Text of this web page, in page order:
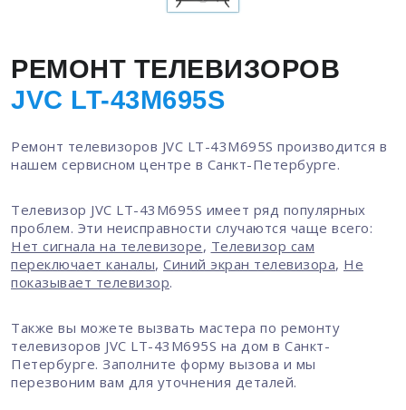
РЕМОНТ ТЕЛЕВИЗОРОВ
JVC LT-43M695S
Ремонт телевизоров JVC LT-43M695S производится в
нашем сервисном центре в Санкт-Петербурге.
Телевизор JVC LT-43M695S имеет ряд популярных
проблем. Эти неисправности случаются чаще всего:
Нет сигнала на телевизоре, Телевизор сам
переключает каналы, Синий экран телевизора, Не
показывает телевизор.
Также вы можете вызвать мастера по ремонту
телевизоров JVC LT-43M695S на дом в Санкт-
Петербурге. Заполните форму вызова и мы
перезвоним вам для уточнения деталей.